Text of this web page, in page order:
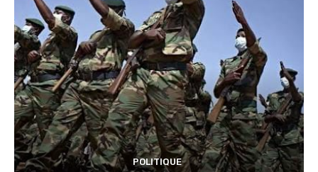
POLITIQUE